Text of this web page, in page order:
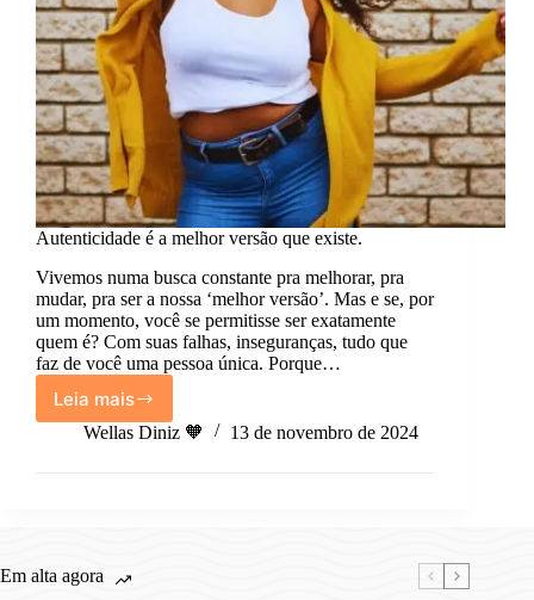
Autenticidade é a melhor versão que existe.
Vivemos numa busca constante pra melhorar, pra
mudar, pra ser a nossa ‘melhor versão’. Mas e se, por
um momento, você se permitisse ser exatamente
quem é? Com suas falhas, inseguranças, tudo que
faz de você uma pessoa única. Porque…
Leia maisAutenticidade
é
melhor
Wellas Diniz 🧡 13 de novembro de 2024
Em alta agora